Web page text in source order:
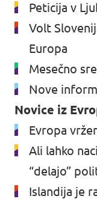
Peticija v
Volt
Europa
Mesečno
Nove
Novice iz
Evropa
Ali lahko
“delajo”
Islandija je